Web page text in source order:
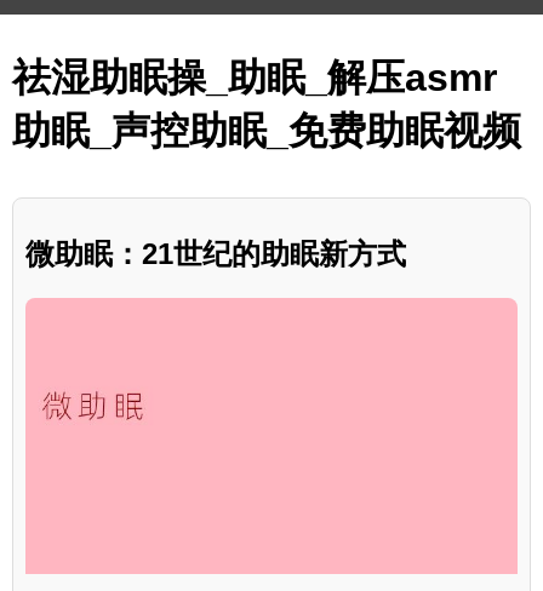
祛湿助眠操_助眠_解压asmr
助眠_声控助眠_免费助眠视频
微助眠：21世纪的助眠新方式